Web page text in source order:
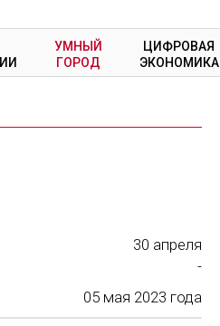
УМНЫЙ
ГОРОД
ЦИФРОВАЯ
ЭКОНОМИКА
30 апреля
-
05 мая 2023 года